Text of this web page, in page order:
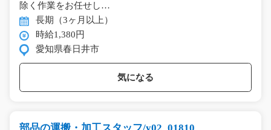
除く作業をお任せし…
長期（3ヶ月以上）
時給1,380円
愛知県春日井市
気になる